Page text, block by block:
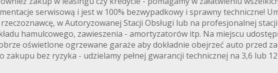
serwisową i jest w 100% bezwypadkowy i sprawny techniczne!
w Autoryzowanej Stacji Obsługi lub na profesjonalnej
hamulcowego, zawieszenia - amortyzatorów itp. Na miejscu
oświetlone ogrzewane garaże aby dokładnie obejrzeć auto przed
zakupu bez ryzyka - udzielamy pełnej gwarancji technicznej na 3,6 lub